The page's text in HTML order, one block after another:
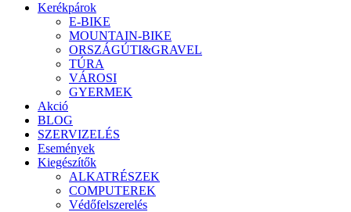
Kerékpárok
E-BIKE
MOUNTAIN-BIKE
ORSZÁGÚTI&GRAVEL
TÚRA
VÁROSI
GYERMEK
Akció
BLOG
SZERVIZELÉS
Események
Kiegészítők
ALKATRÉSZEK
COMPUTEREK
Védőfelszerelés